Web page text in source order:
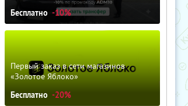
Бесплатно -10%
Первый заказ в сети магазинов
«Золотое Яблоко»
Бесплатно -20%